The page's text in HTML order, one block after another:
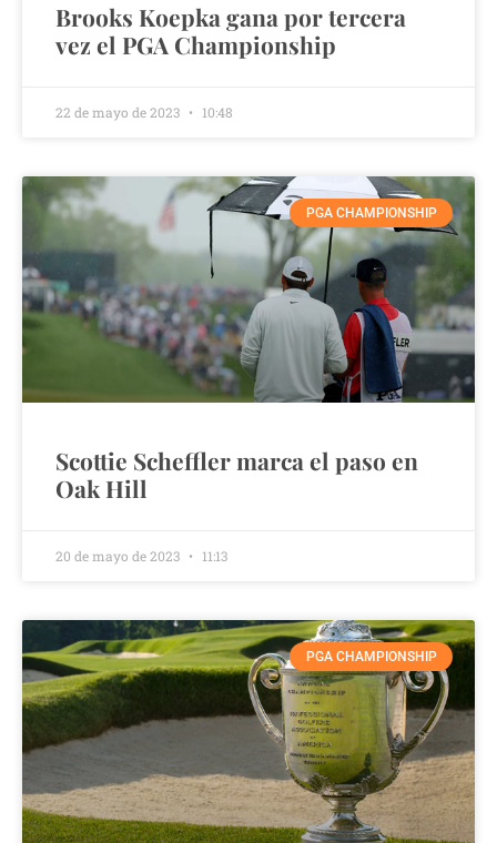
Brooks Koepka gana por tercera
vez el PGA Championship
22 de mayo de 2023 10:48
PGA CHAMPIONSHIP
Scottie Scheffler marca el paso en
Oak Hill
20 de mayo de 2023 11:13
PGA CHAMPIONSHIP